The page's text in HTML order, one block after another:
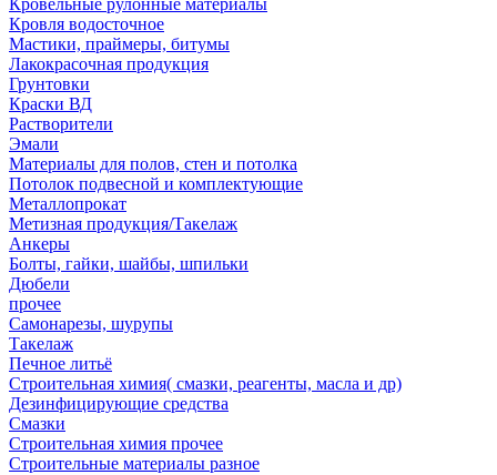
Кровельные рулонные материалы
Кровля водосточное
Мастики, праймеры, битумы
Лакокрасочная продукция
Грунтовки
Краски ВД
Растворители
Эмали
Материалы для полов, стен и потолка
Потолок подвесной и комплектующие
Металлопрокат
Метизная продукция/Такелаж
Анкеры
Болты, гайки, шайбы, шпильки
Дюбели
прочее
Самонарезы, шурупы
Такелаж
Печное литьё
Строительная химия( смазки, реагенты, масла и др)
Дезинфицирующие средства
Смазки
Строительная химия прочее
Строительные материалы разное